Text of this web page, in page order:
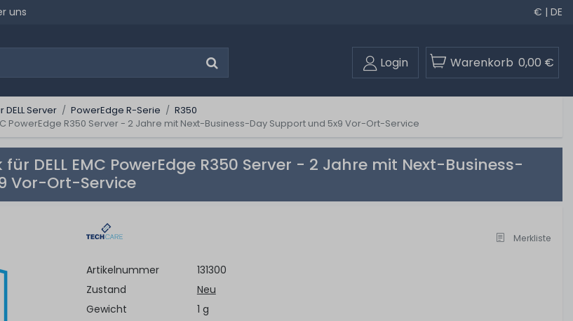
uns € | DE
Login Warenkorb 0,00 €
DELL Server PowerEdge R-Serie
R350
PowerEdge R350 Server - 2 Jahre mit Next-Business-Day Support und 5x9 Vor-Ort-Service
DELL EMC PowerEdge R350 Server - 2 Jahre mit Next-Business-
Vor-Ort-Service
Merkliste
Artikelnummer
131300
Zustand
Neu
Gewicht
1 g